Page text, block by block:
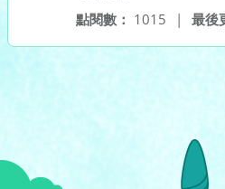
最後
點閱數： 1015 |